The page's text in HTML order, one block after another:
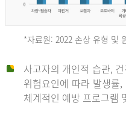
*자료원: 2022 손상 유형 및
사고자의 개인적 습관,
위험요인에 따라 발생률
체계적인 예방 프로그램